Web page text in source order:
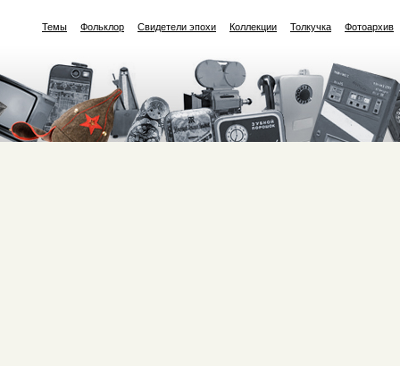
Темы Фольклор Свидетели эпохи Коллекции Толкучка Фотоархив